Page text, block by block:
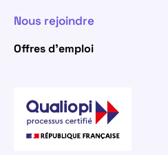
Nous rejoindre
Offres d’emploi